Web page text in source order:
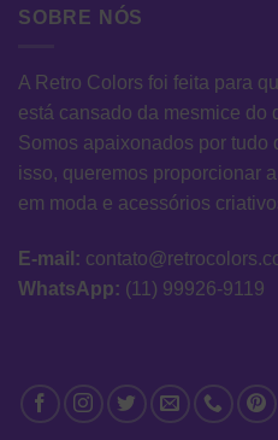
SOBRE NÓS
A Retro Colors foi feita para
está cansado da mesmice do
Somos apaixonados por
isso, queremos proporcionar
em moda e acessórios
E-mail:
WhatsApp: (11) 99926-9119